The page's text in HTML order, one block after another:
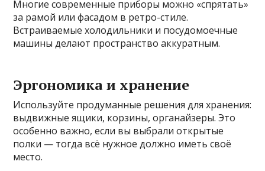
Многие современные приборы можно «спрятать»
за рамой или фасадом в ретро-стиле.
Встраиваемые холодильники и посудомоечные
машины делают пространство аккуратным.
Эргономика и хранение
Используйте продуманные решения для хранения:
выдвижные ящики, корзины, органайзеры. Это
особенно важно, если вы выбрали открытые
полки — тогда всё нужное должно иметь своё
место.